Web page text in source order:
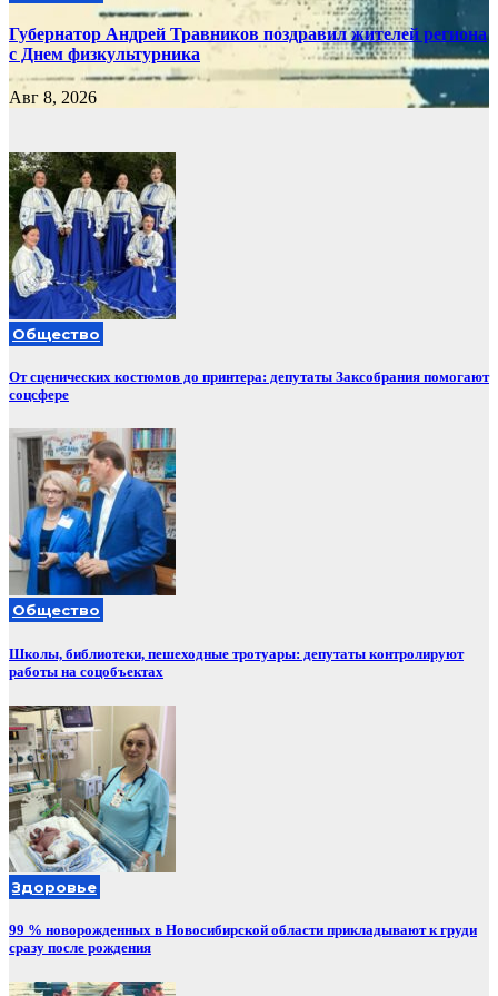
Губернатор Андрей Травников поздравил жителей региона
с Днем физкультурника
Авг 8, 2026
Общество
От сценических костюмов до принтера: депутаты Заксобрания помогают
соцсфере
Общество
Школы, библиотеки, пешеходные тротуары: депутаты контролируют
работы на соцобъектах
Здоровье
99 % новорожденных в Новосибирской области прикладывают к груди
сразу после рождения